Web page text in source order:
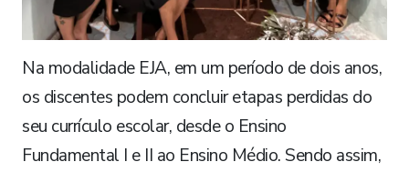
Na modalidade EJA, em um período de dois anos,
os discentes podem concluir etapas perdidas do
seu currículo escolar, desde o Ensino
Fundamental I e II ao Ensino Médio. Sendo assim,